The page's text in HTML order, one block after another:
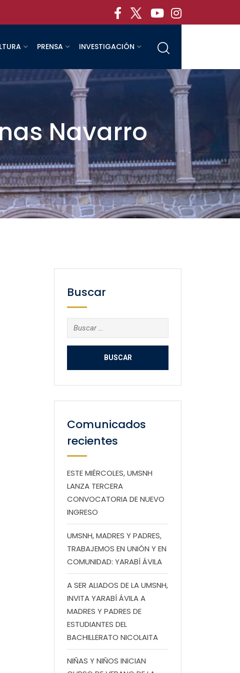
PRENSA INVESTIGACIÓN
Navarro
Buscar
Buscar:
Comunicados
recientes
ESTE MIÉRCOLES, UMSNH
LANZA TERCERA
CONVOCATORIA DE NUEVO
INGRESO
UMSNH, MADRES Y PADRES,
TRABAJEMOS EN UNIÓN Y EN
COMUNIDAD: YARABÍ ÁVILA
A SER ALIADOS DE LA UMSNH,
INVITA YARABÍ ÁVILA A
MADRES Y PADRES DE
ESTUDIANTES DEL
BACHILLERATO NICOLAITA
NIÑAS Y NIÑOS INICIAN